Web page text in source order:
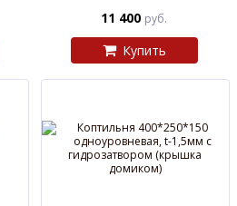
11 400 руб.
Купить